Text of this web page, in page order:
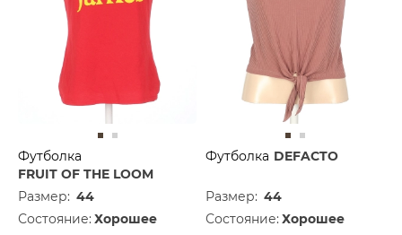
Футболка
FRUIT OF THE LOOM
Размер: 44
Состояние: Хорошее
Футболка DEFACTO
Размер: 44
Состояние: Хорошее